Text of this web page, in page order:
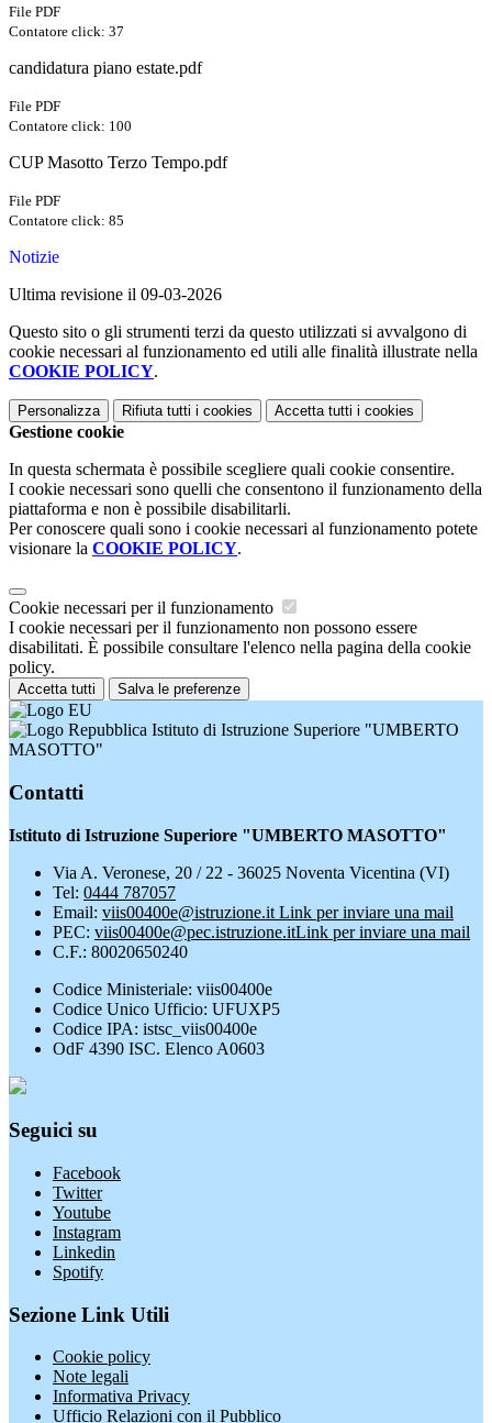
File PDF
Contatore click: 37
candidatura piano estate.pdf
File PDF
Contatore click: 100
CUP Masotto Terzo Tempo.pdf
File PDF
Contatore click: 85
Notizie
Ultima revisione il 09-03-2026
Questo sito o gli strumenti terzi da questo utilizzati si avvalgono di
cookie necessari al funzionamento ed utili alle finalità illustrate nella
COOKIE POLICY.
Personalizza Rifiuta tutti i cookies Accetta tutti i cookies
Gestione cookie
In questa schermata è possibile scegliere quali cookie consentire.
I cookie necessari sono quelli che consentono il funzionamento della
piattaforma e non è possibile disabilitarli.
Per conoscere quali sono i cookie necessari al funzionamento potete
visionare la COOKIE POLICY.
Cookie necessari per il funzionamento
I cookie necessari per il funzionamento non possono essere
disabilitati. È possibile consultare l'elenco nella pagina della cookie
policy.
Accetta tutti Salva le preferenze
Istituto di Istruzione Superiore "UMBERTO
MASOTTO"
Contatti
Istituto di Istruzione Superiore "UMBERTO MASOTTO"
Via A. Veronese, 20 / 22 - 36025 Noventa Vicentina (VI)
Tel: 0444 787057
Email: viis00400e@istruzione.it Link per inviare una mail
PEC: viis00400e@pec.istruzione.itLink per inviare una mail
C.F.: 80020650240
Codice Ministeriale: viis00400e
Codice Unico Ufficio: UFUXP5
Codice IPA: istsc_viis00400e
OdF 4390 ISC. Elenco A0603
Seguici su
Facebook
Twitter
Youtube
Instagram
Linkedin
Spotify
Sezione Link Utili
Cookie policy
Note legali
Informativa Privacy
Ufficio Relazioni con il Pubblico